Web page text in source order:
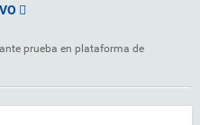
prueba en plataforma de